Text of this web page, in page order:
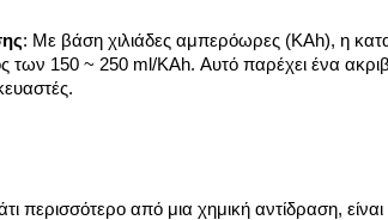
: Με βάση χιλιάδες αμπερόωρες (KAh), η
των 150 ~ 250 ml/KAh. Αυτό παρέχει ένα
περισσότερο από μια χημική αντίδραση, είναι